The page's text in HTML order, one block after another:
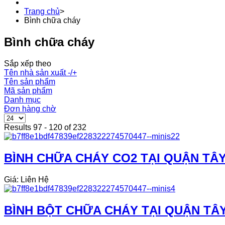
Trang chủ>
Bình chữa cháy
Bình chữa cháy
Sắp xếp theo
Tên nhà sản xuất -/+
Tên sản phẩm
Mã sản phẩm
Danh mục
Đơn hàng chờ
Results 97 - 120 of 232
BÌNH CHỮA CHÁY CO2 TẠI QUẬN
Giá: Liên Hệ
BÌNH BỘT CHỮA CHÁY TẠI QUẬN